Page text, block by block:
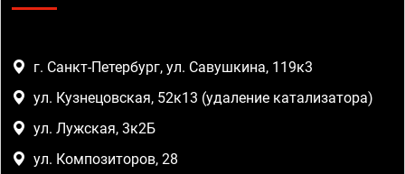
г. Санкт-Петербург, ул. Савушкина, 119к3
ул. Кузнецовская, 52к13 (удаление катализатора)
ул. Лужская, 3к2Б
ул. Композиторов, 28